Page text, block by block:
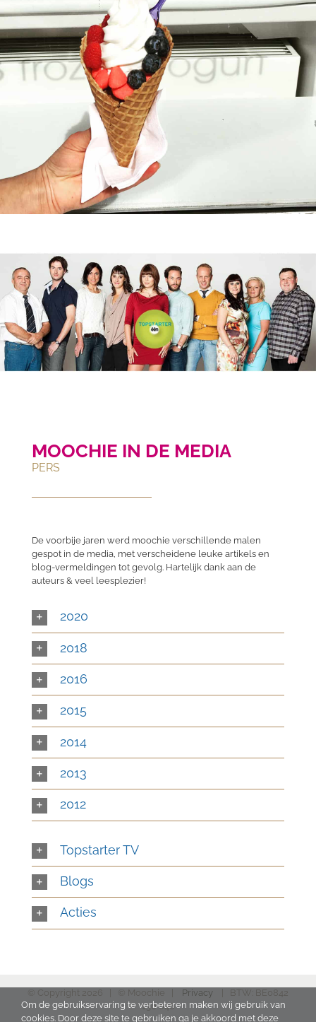
MOOCHIE IN DE MEDIA
PERS
De voorbije jaren werd moochie verschillende malen
gespot in de media, met verscheidene leuke artikels en
blog-vermeldingen tot gevolg. Hartelijk dank aan de
auteurs & veel leesplezier!
2020
2018
2016
2015
2014
2013
2012
Topstarter TV
Blogs
Acties
© Copyright 2026 | © Moochie | Privacy
| BTW: BE0842
130 046
Om de gebruikservaring te verbeteren maken wij gebruik van
cookies. Door deze site te gebruiken ga je akkoord met deze